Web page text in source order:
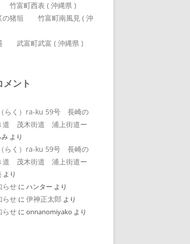
富町西表 ( 沖縄県 )
の猪垣 竹富町南風見 ( 沖
富町武富 ( 沖縄県 )
メント
らく）ra-ku 59号 長崎の
道 茂木街道 浦上街道ー
み より
らく）ra-ku 59号 長崎の
道 茂木街道 浦上街道ー
より
らせ に ハンター より
らせ に 伊神正太郎 より
らせ に onnanomiyako より